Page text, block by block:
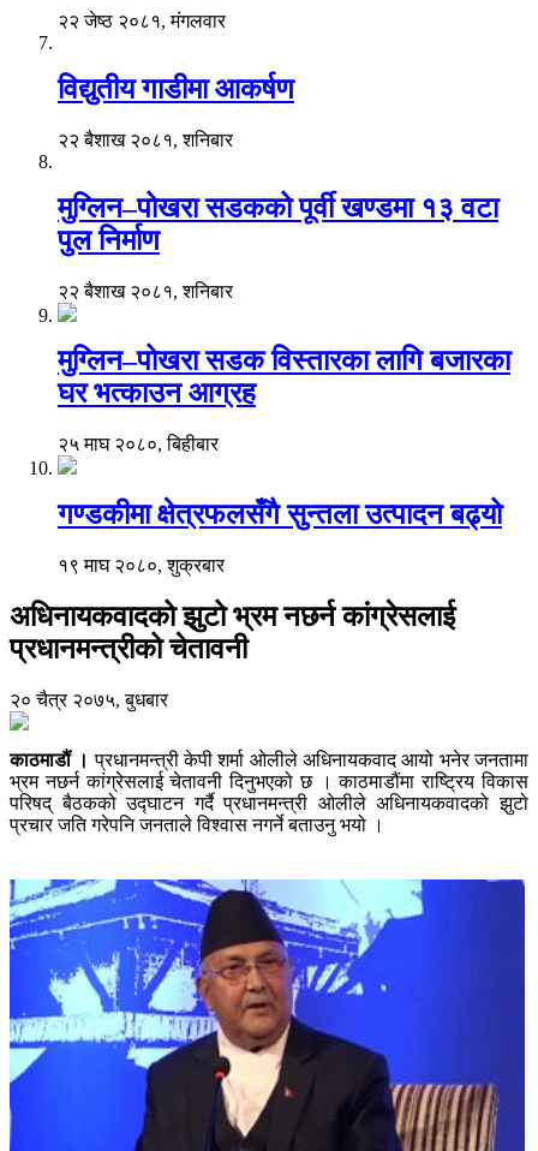
२२ जेष्ठ २०८१, मंगलवार
विद्युतीय गाडीमा आकर्षण
२२ बैशाख २०८१, शनिबार
मुग्लिन–पोखरा सडकको पूर्वी खण्डमा १३ वटा
पुल निर्माण
२२ बैशाख २०८१, शनिबार
मुग्लिन–पोखरा सडक विस्तारका लागि बजारका
घर भत्काउन आग्रह
२५ माघ २०८०, बिहीबार
गण्डकीमा क्षेत्रफलसँगै सुन्तला उत्पादन बढ्यो
१९ माघ २०८०, शुक्रबार
अधिनायकवादको झुटो भ्रम नछर्न कांग्रेसलाई
प्रधानमन्त्रीको चेतावनी
२० चैत्र २०७५, बुधबार
काठमाडौं । प्रधानमन्त्री केपी शर्मा ओलीले अधिनायकवाद आयो भनेर जनतामा
भ्रम नछर्न कांग्रेसलाई चेतावनी दिनुभएको छ । काठमाडौंमा राष्ट्रिय विकास
परिषद् बैठकको उद्घाटन गर्दै प्रधानमन्त्री ओलीले अधिनायकवादको झुटो
प्रचार जति गरेपनि जनताले विश्वास नगर्ने बताउनु भयो ।